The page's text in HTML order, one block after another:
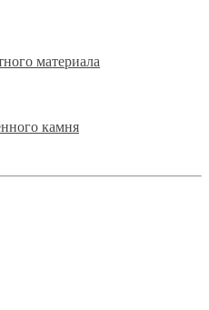
материала
камня